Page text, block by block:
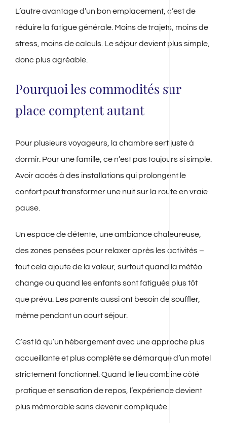
L’autre avantage d’un bon emplacement, c’est de
réduire la fatigue générale. Moins de trajets, moins de
stress, moins de calculs. Le séjour devient plus simple,
donc plus agréable.
Pourquoi les commodités sur
place comptent autant
Pour plusieurs voyageurs, la chambre sert juste à
dormir. Pour une famille, ce n’est pas toujours si simple.
Avoir accès à des installations qui prolongent le
confort peut transformer une nuit sur la route en vraie
pause.
Un espace de détente, une ambiance chaleureuse,
des zones pensées pour relaxer après les activités –
tout cela ajoute de la valeur, surtout quand la météo
change ou quand les enfants sont fatigués plus tôt
que prévu. Les parents aussi ont besoin de souffler,
même pendant un court séjour.
C’est là qu’un hébergement avec une approche plus
accueillante et plus complète se démarque d’un motel
strictement fonctionnel. Quand le lieu combine côté
pratique et sensation de repos, l’expérience devient
plus mémorable sans devenir compliquée.